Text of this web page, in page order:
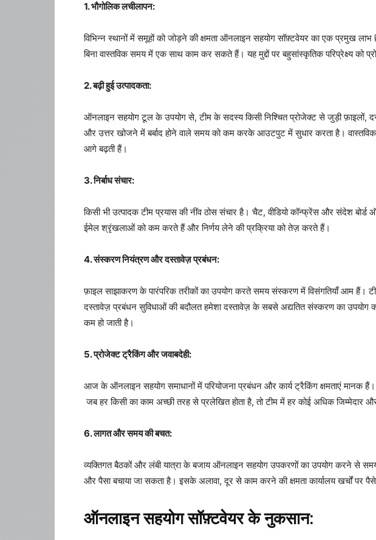
1. भौगोलिक लचीलापन:
विभिन्न स्थानों में समूहों को जोड़ने की क्षमता ऑनलाइन सहयोग सॉफ़्टवेयर का एक प्रमुख
बिना वास्तविक समय में एक साथ काम कर सकते हैं। यह मुद्दों पर बहुसांस्कृतिक परिप्रेक्ष्य को
2. बढ़ी हुई उत्पादकता:
ऑनलाइन सहयोग टूल के उपयोग से, टीम के सदस्य किसी निश्चित प्रोजेक्ट से जुड़ी फ़ाइलों,
और उत्तर खोजने में बर्बाद होने वाले समय को कम करके आउटपुट में सुधार करता है।
आगे बढ़ती हैं।
3. निर्बाध संचार:
किसी भी उत्पादक टीम प्रयास की नींव ठोस संचार है। चैट, वीडियो कॉन्फ्रेंस और संदेश
ईमेल श्रृंखलाओं को कम करते हैं और निर्णय लेने की प्रक्रिया को तेज़ करते हैं।
4. संस्करण नियंत्रण और दस्तावेज़ प्रबंधन:
फ़ाइल साझाकरण के पारंपरिक तरीकों का उपयोग करते समय संस्करण में विसंगतियाँ आम हैं।
दस्तावेज़ प्रबंधन सुविधाओं की बदौलत हमेशा दस्तावेज़ के सबसे अद्यतित संस्करण का उपयोग
कम हो जाती है।
5. प्रोजेक्ट ट्रैकिंग और जवाबदेही:
आज के ऑनलाइन सहयोग समाधानों में परियोजना प्रबंधन और कार्य ट्रैकिंग क्षमताएं मानक
जब हर किसी का काम अच्छी तरह से प्रलेखित होता है, तो टीम में हर कोई अधिक जिम्मेदार
6. लागत और समय की बचत:
व्यक्तिगत बैठकों और लंबी यात्रा के बजाय ऑनलाइन सहयोग उपकरणों का उपयोग करने से
और पैसा बचाया जा सकता है। इसके अलावा, दूर से काम करने की क्षमता कार्यालय खर्चों पर
ऑनलाइन सहयोग सॉफ़्टवेयर के नुकसान: